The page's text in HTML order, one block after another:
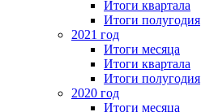
Итоги квартала
Итоги полугодия
2021 год
Итоги месяца
Итоги квартала
Итоги полугодия
2020 год
Итоги месяца